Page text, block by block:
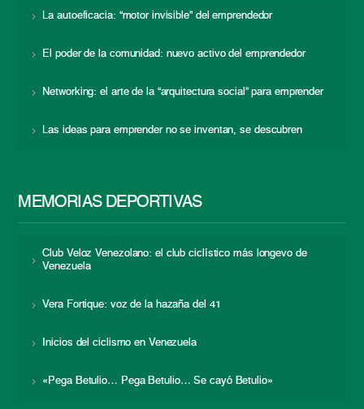
La autoeficacia: “motor invisible” del emprendedor
El poder de la comunidad: nuevo activo del emprendedor
Networking: el arte de la “arquitectura social” para emprender
Las ideas para emprender no se inventan, se descubren
MEMORIAS DEPORTIVAS
Club Veloz Venezolano: el club ciclístico más longevo de
Venezuela
Vera Fortique: voz de la hazaña del 41
Inicios del ciclismo en Venezuela
«Pega Betulio… Pega Betulio… Se cayó Betulio»